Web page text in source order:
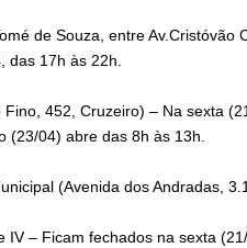
de Souza, entre
das 17h às 22h.
452, Cruzeiro) – Na sexta
(23/04) abre das 8h às 13h.
(Avenida dos Andradas,
IV – Ficam fechados na sexta